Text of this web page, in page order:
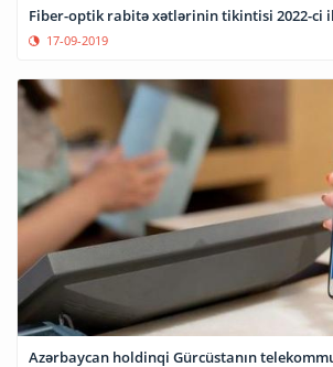
Fiber-optik rabitə xətlərinin tikintisi 2022-ci
17-09-2019
Azərbaycan holdinqi Gürcüstanın